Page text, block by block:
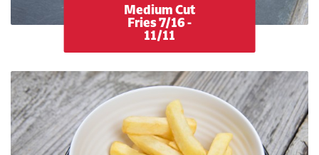
Medium Cut
Fries 7/16 -
11/11